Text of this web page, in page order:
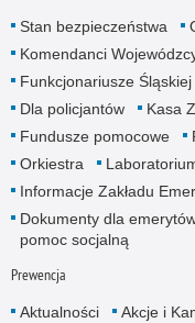
Stan bezpieczeństwa
Komendanci
Funkcjonariusze
Dla policjantów
Kasa
Fundusze pomocowe
Orkiestra
Informacje Zakładu
Dokumenty dla
pomoc socjalną
Prewencja
Aktualności
Akcje i